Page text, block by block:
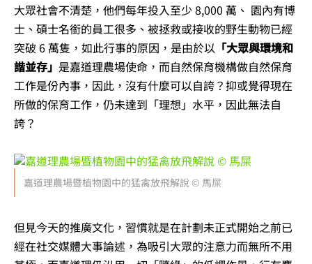
大眾社會不清楚，他們每年投入至少 8,000 萬、 園內有博
士、碩士名銜的員工很多、被拯救或接收的野生動物已經
突破 6 萬隻，如此行事的原因，是由於以 「大眾與環境和
諧並存」 是嘉道理農場使命，而自然保育機構做自然保育
工作是份內事，因此，沒有什麼可以自誇？抑或覺得現在
所做的保育工作，仍未達到「理想」水平，因此無法自
誇？
嘉道理農場暨植物園中的猛禽放飛解說 © 馬屎
但見今天的推廣文化，習慣就是在計劃未正式開始之前已
經在社交媒體大事論述，為吸引大眾的注意力而無所不用